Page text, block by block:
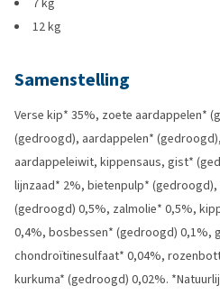
12 kg
Samenstelling
Verse kip* 35%, zoete aardappelen*
(gedroogd), aardappelen*
aardappeleiwit, kippensaus, gist*
lijnzaad* 2%, bietenpulp*
(gedroogd) 0,5%, zalmolie* 0,5%,
0,4%, bosbessen* (gedroogd) 0,1%,
chondroïtinesulfaat* 0,04%,
kurkuma* (gedroogd) 0,02%.